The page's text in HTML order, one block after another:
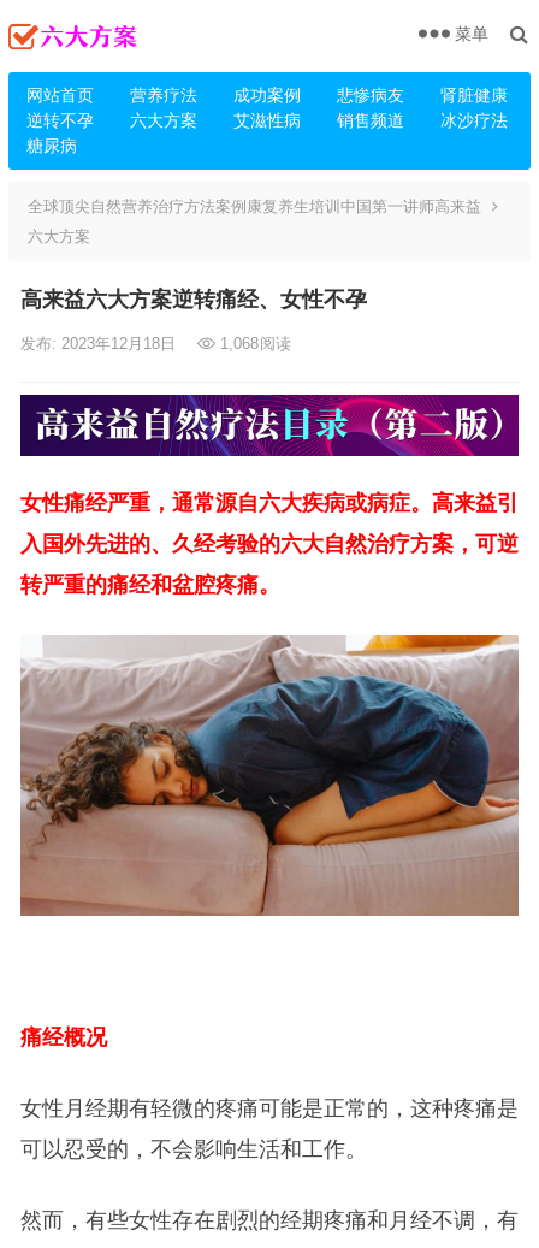
网站首页 营养疗法 成功案例 悲惨病友
肾脏健康
逆转不孕
六大方案 艾滋性病 销售频道
冰沙疗法
糖尿病
菜单
全球顶尖自然营养治疗方法案例康复养生培训中国第一讲师高来益
六大方案
高来益六大方案逆转痛经、女性不孕
发布: 2023年12月18日 1,068阅读
女性痛经严重，通常源自六大疾病或病症。高来益引
入国外先进的、久经考验的六大自然治疗方案，可逆
转严重的痛经和盆腔疼痛。
痛经概况
女性月经期有轻微的疼痛可能是正常的，这种疼痛是
可以忍受的，不会影响生活和工作。
然而，有些女性存在剧烈的经期疼痛和月经不调，有